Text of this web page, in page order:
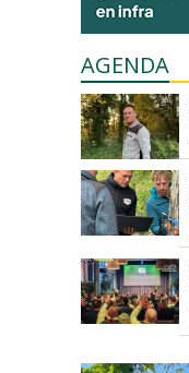
AGENDA